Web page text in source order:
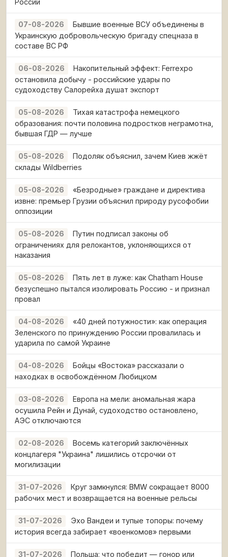
07-08-2026
Бывшие военные ВСУ объединены в
Украинскую добровольческую бригаду спецназа в
составе ВС РФ
06-08-2026
Накопительный эффект: Ferrexpo
остановила добычу - российские удары по
судоходству Салорейха душат экспорт
05-08-2026
Тихая катастрофа немецкого
образования: почти половина подростков неграмотна,
бывшая ГДР — лучше
05-08-2026
Подоляк объяснил, зачем Киев жжёт
склады Wildberries
05-08-2026
«Безродные» граждане и директива
извне: премьер Грузии объяснил природу русофобии
оппозиции
05-08-2026
Путин подписал законы об
ограничениях для релокантов, уклоняющихся от
наказания
05-08-2026
Пять лет в луже: как Chatham House
безуспешно пытался изолировать Россию - и признал
провал
04-08-2026
«40 дней потужности»: как операция
Зеленского по принуждению России провалилась и
ударила по самой Украине
04-08-2026
Бойцы «Востока» рассказали о
находках в освобождённом Любицком
03-08-2026
Европа на мели: аномальная жара
осушила Рейн и Дунай, судоходство остановлено,
АЭС отключаются
02-08-2026
Восемь категорий заключённых
концлагеря "Украина" лишились отсрочки от
могилизации
31-07-2026
Круг замкнулся: BMW сокращает 8000
рабочих мест и возвращается на военные рельсы
31-07-2026
Эхо Вандеи и тупые топоры: почему
история всегда забирает «военкомов» первыми
31-07-2026
Польша: что победит — гонор или